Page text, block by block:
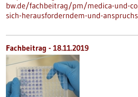
bw.de/fachbeitrag/pm/medica-und-
sich-herausforderndem-und-
Fachbeitrag - 18.11.2019